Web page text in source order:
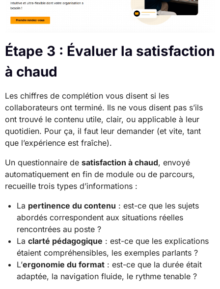
Étape 3 : Évaluer la satisfaction
à chaud
Les chiffres de complétion vous disent si les
collaborateurs ont terminé. Ils ne vous disent pas s’ils
ont trouvé le contenu utile, clair, ou applicable à leur
quotidien. Pour ça, il faut leur demander (et vite, tant
que l’expérience est fraîche).
Un questionnaire de satisfaction à chaud, envoyé
automatiquement en fin de module ou de parcours,
recueille trois types d’informations :
La pertinence du contenu : est-ce que les sujets
abordés correspondent aux situations réelles
rencontrées au poste ?
La clarté pédagogique : est-ce que les explications
étaient compréhensibles, les exemples parlants ?
L’ergonomie du format : est-ce que la durée était
adaptée, la navigation fluide, le rythme tenable ?